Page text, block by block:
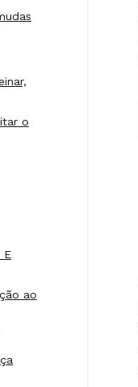
o
E
ao